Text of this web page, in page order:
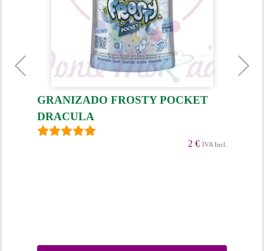
GRANIZADO FROSTY POCKET
DRACULA
2 € IVA Incl.